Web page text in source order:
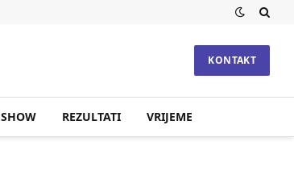
KONTAKT
SHOW REZULTATI VRIJEME